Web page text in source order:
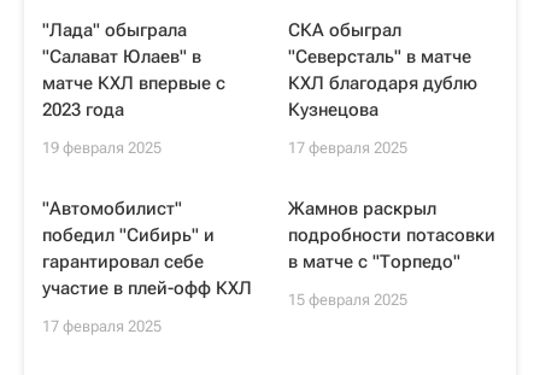
"Лада" обыграла
"Салават Юлаев" в
матче КХЛ впервые с
2023 года
19 февраля 2025
СКА обыграл
"Северсталь" в матче
КХЛ благодаря дублю
Кузнецова
17 февраля 2025
"Автомобилист"
победил "Сибирь" и
гарантировал себе
участие в плей-офф КХЛ
17 февраля 2025
Жамнов раскрыл
подробности потасовки
в матче с "Торпедо"
15 февраля 2025